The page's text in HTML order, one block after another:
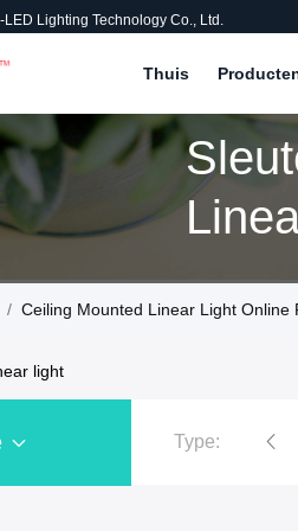
LED Lighting Technology Co., Ltd.
Thuis
/ Ceiling Mounted Linear Light Online
light
Type:
IP68 LED-neon Flex